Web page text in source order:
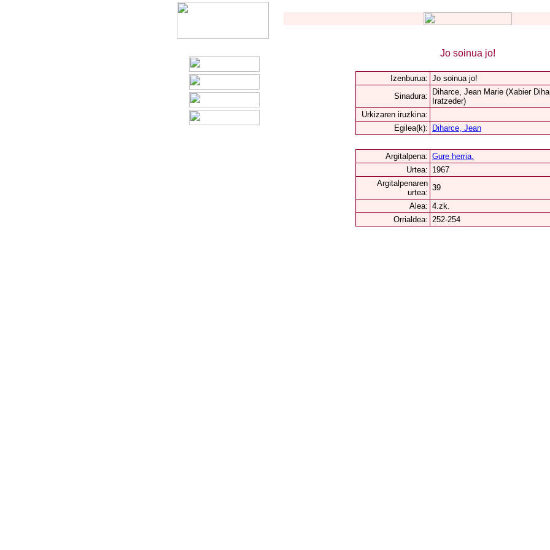
Jo soinua jo!
Izenburua: Jo soinua jo!
Sinadura:
Diharce, Jean Marie (Xabier
Iratzeder)
Urkizaren iruzkina:
Egilea(k):
Diharce, Jean
Argitalpena: Gure herria.
Urtea: 1967
Argitalpenaren
urtea:
39
Alea: 4.zk.
Orrialdea: 252-254